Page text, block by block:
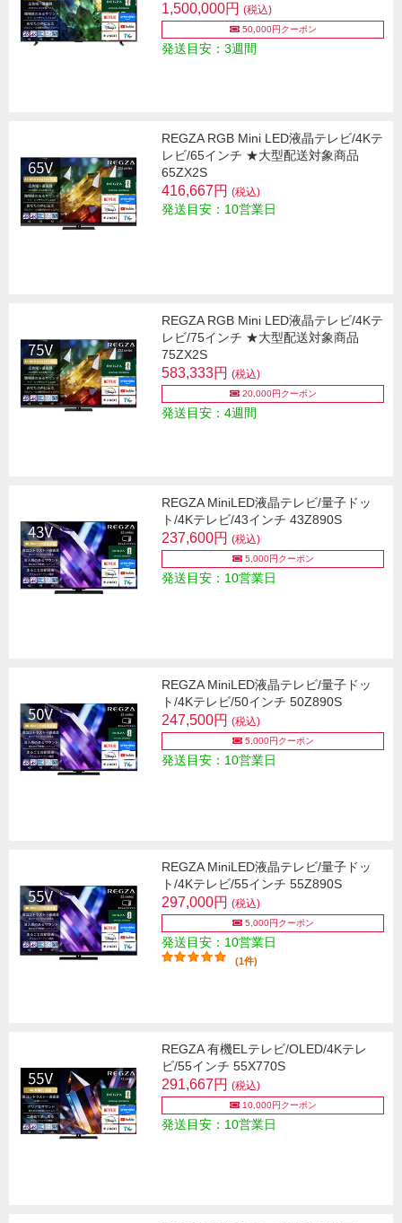
1,500,000円 (税込)
50,000円クーポン
発送目安：3週間
REGZA RGB Mini LED液晶テレビ/4Kテ
レビ/65インチ ★大型配送対象商品
65ZX2S
416,667円 (税込)
発送目安：10営業日
REGZA RGB Mini LED液晶テレビ/4Kテ
レビ/75インチ ★大型配送対象商品
75ZX2S
583,333円 (税込)
20,000円クーポン
発送目安：4週間
REGZA MiniLED液晶テレビ/量子ドッ
ト/4Kテレビ/43インチ 43Z890S
237,600円 (税込)
5,000円クーポン
発送目安：10営業日
REGZA MiniLED液晶テレビ/量子ドッ
ト/4Kテレビ/50インチ 50Z890S
247,500円 (税込)
5,000円クーポン
発送目安：10営業日
REGZA MiniLED液晶テレビ/量子ドッ
ト/4Kテレビ/55インチ 55Z890S
297,000円 (税込)
5,000円クーポン
発送目安：10営業日
(1件)
REGZA 有機ELテレビ/OLED/4Kテレ
ビ/55インチ 55X770S
291,667円 (税込)
10,000円クーポン
発送目安：10営業日